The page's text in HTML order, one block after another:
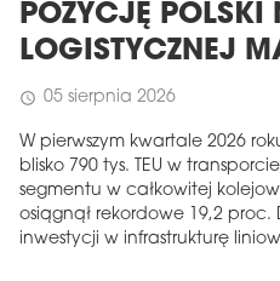
POZYCJĘ POLSKI
LOGISTYCZNEJ
schedule 05 sierpnia 2026
W pierwszym kwartale 2026
blisko 790 tys. TEU w
segmentu w całkowitej
osiągnął rekordowe 19,2 proc.
inwestycji w infrastrukturę